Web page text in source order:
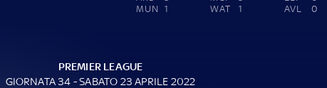
MUN
1
WAT
1
AVL
0
PREMIER LEAGUE
GIORNATA 34 - SABATO 23 APRILE 2022